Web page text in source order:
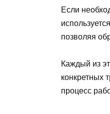
Если
используется
позволяя
Каждый из
конкретных
процесс